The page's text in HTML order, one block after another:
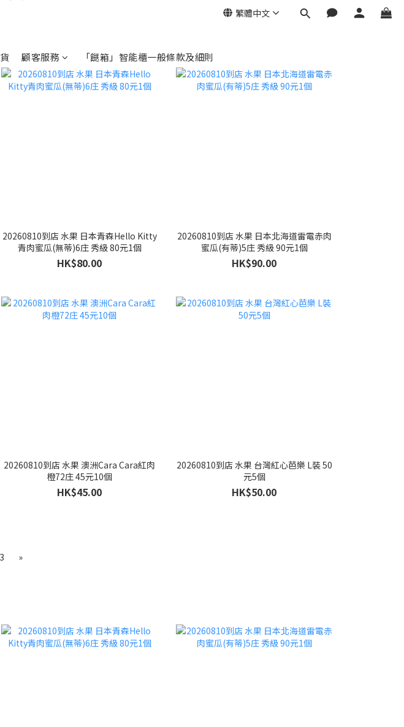
繁體中文
顧客服務 「餸箱」智能櫃一般條款及細則
20260810到店 水果 日本青森Hello Kitty
青肉蜜瓜(無蒂)6庄 秀級 80元1個
HK$80.00
20260810到店 水果 日本北海道雷電赤肉
蜜瓜(有蒂)5庄 秀級 90元1個
HK$90.00
20260810到店 水果 澳洲Cara Cara紅肉
橙72庄 45元10個
HK$45.00
20260810到店 水果 台灣紅心芭樂 L裝 50
元5個
HK$50.00
3 »